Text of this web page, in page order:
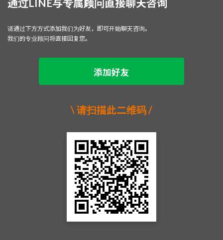
通过LINE与专属顾问直接聊天咨询
请通过下方方式添加我们为好友，即可开始聊天咨询。
我们的专业顾问将直接回复您。
添加好友
\ 请扫描此二维码 /